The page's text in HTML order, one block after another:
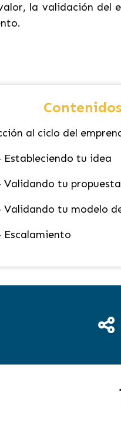
la validación del
al ciclo del
Estableciendo tu idea
Validando tu propuesta
Validando tu modelo
Escalamiento